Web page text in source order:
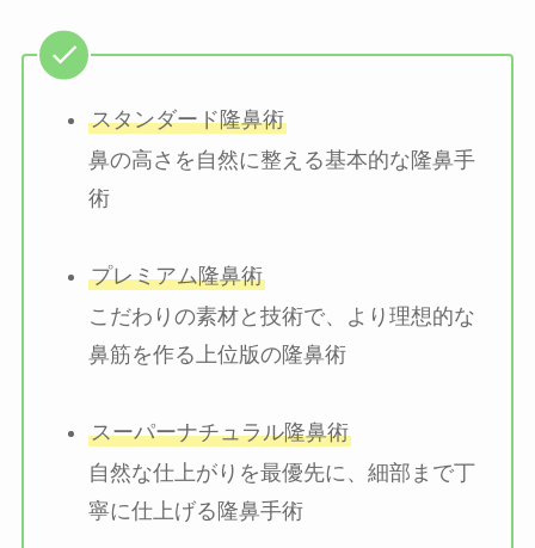
スタンダード隆鼻術
鼻の高さを自然に整える基本的な隆鼻手
術
プレミアム隆鼻術
こだわりの素材と技術で、より理想的な
鼻筋を作る上位版の隆鼻術
スーパーナチュラル隆鼻術
自然な仕上がりを最優先に、細部まで丁
寧に仕上げる隆鼻手術